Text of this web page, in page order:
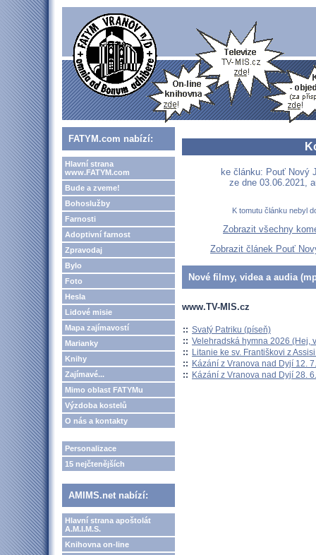
FATYM.com nabízí:
Hlavní strana
www.FATYM.com
Bude a zveme!
Bohoslužby
Farnosti
Adoptivní farnost
Zpravodaj
Bylo
Foto
Hesla
Lidové misie
Mapa zajímavostí
Marianky
Knihy
Zajímavé...
Mimo oblast FATYMu
Výzdoba kostelů
O nás a kontakty
Personalizace
15 nejčtenějších
AMIMS.net nabízí:
Hlavní strana apoštolát
A.M.I.M.S.
Knihovna on-line
ke článku: Pouť Nový
ze dne 03.06.2021,
K tomutu článku nebyl
Zobrazit všechny
Zobrazit článek Pouť
Nové filmy, videa a audia
www.TV-MIS.cz
:: Svatý Patriku (píseň)
:: Velehradská hymna 2026 (Hej,
:: Litanie ke sv. Františkovi z
:: Kázání z Vranova nad Dyjí 12.
:: Kázání z Vranova nad Dyjí 28.